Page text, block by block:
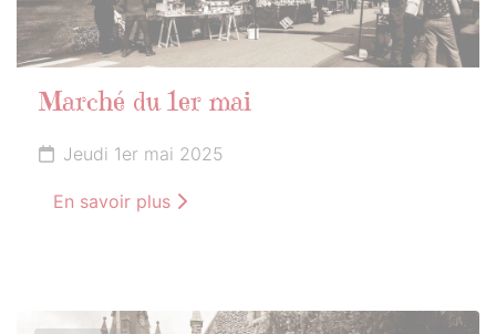
Marché du 1er mai
Jeudi 1er mai 2025
En savoir plus